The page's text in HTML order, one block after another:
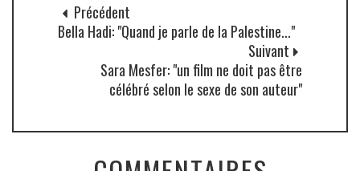
Précédent
Bella Hadi: "Quand je parle de la Palestine..."
Suivant
Sara Mesfer: "un film ne doit pas être
célébré selon le sexe de son auteur"